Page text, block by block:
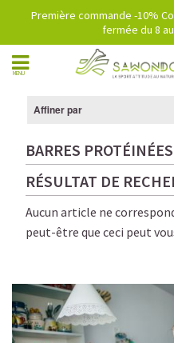
Première commande -10%
fermée du 8
MENU
Affiner par
BARRES PROTÉINÉES
RÉSULTAT DE
Aucun article ne
peut-être que ceci peut